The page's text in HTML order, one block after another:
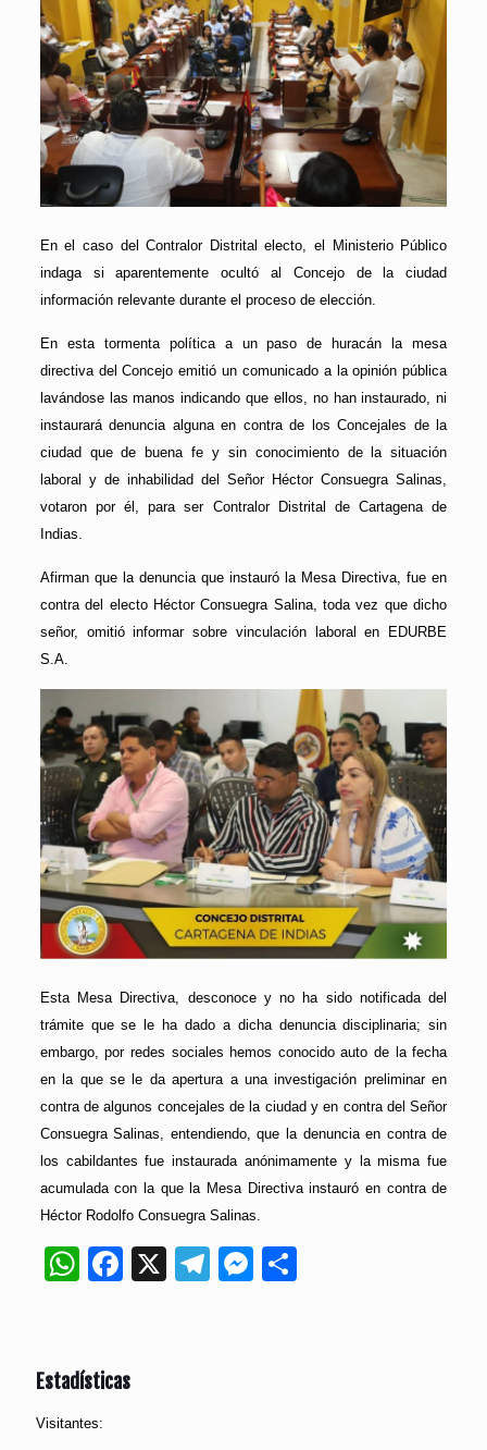
En el caso del Contralor Distrital electo, el Ministerio Público
indaga si aparentemente ocultó al Concejo de la ciudad
información relevante durante el proceso de elección.
En esta tormenta política a un paso de huracán la mesa
directiva del Concejo emitió un comunicado a la opinión pública
lavándose las manos indicando que ellos, no han instaurado, ni
instaurará denuncia alguna en contra de los Concejales de la
ciudad que de buena fe y sin conocimiento de la situación
laboral y de inhabilidad del Señor Héctor Consuegra Salinas,
votaron por él, para ser Contralor Distrital de Cartagena de
Indias.
Afirman que la denuncia que instauró la Mesa Directiva, fue en
contra del electo Héctor Consuegra Salina, toda vez que dicho
señor, omitió informar sobre vinculación laboral en EDURBE
S.A.
Esta Mesa Directiva, desconoce y no ha sido notificada del
trámite que se le ha dado a dicha denuncia disciplinaria; sin
embargo, por redes sociales hemos conocido auto de la fecha
en la que se le da apertura a una investigación preliminar en
contra de algunos concejales de la ciudad y en contra del Señor
Consuegra Salinas, entendiendo, que la denuncia en contra de
los cabildantes fue instaurada anónimamente y la misma fue
acumulada con la que la Mesa Directiva instauró en contra de
Héctor Rodolfo Consuegra Salinas.
WhatsApp
Facebook
X Telegram
Messenger
Estadísticas
Visitantes: